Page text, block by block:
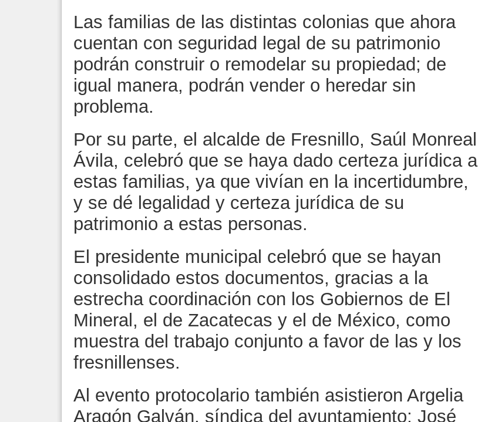
Las familias de las distintas colonias que ahora
cuentan con seguridad legal de su patrimonio
podrán construir o remodelar su propiedad; de
igual manera, podrán vender o heredar sin
problema.
Por su parte, el alcalde de Fresnillo, Saúl Monreal
Ávila, celebró que se haya dado certeza jurídica a
estas familias, ya que vivían en la incertidumbre,
y se dé legalidad y certeza jurídica de su
patrimonio a estas personas.
El presidente municipal celebró que se hayan
consolidado estos documentos, gracias a la
estrecha coordinación con los Gobiernos de El
Mineral, el de Zacatecas y el de México, como
muestra del trabajo conjunto a favor de las y los
fresnillenses.
Al evento protocolario también asistieron Argelia
Aragón Galván, síndica del ayuntamiento; José